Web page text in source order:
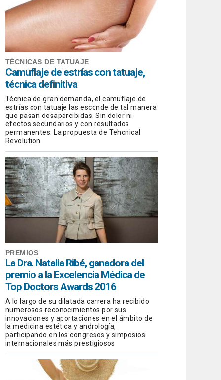
TÉCNICAS DE TATUAJE
Camuflaje de estrías con tatuaje,
técnica definitiva
Técnica de gran demanda, el camuflaje de
estrías con tatuaje las esconde de tal manera
que pasan desapercibidas. Sin dolor ni
efectos secundarios y con resultados
permanentes. La propuesta de Tehcnical
Revolution
PREMIOS
La Dra. Natalia Ribé, ganadora del
premio a la Excelencia Médica de
Top Doctors Awards 2016
A lo largo de su dilatada carrera ha recibido
numerosos reconocimientos por sus
innovaciones y aportaciones en el ámbito de
la medicina estética y andrología,
participando en los congresos y simposios
internacionales más prestigiosos